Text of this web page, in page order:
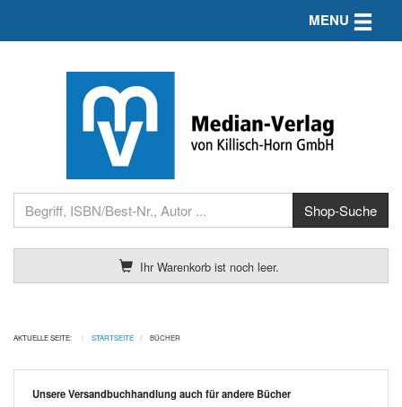
Ihr Warenkorb ist noch leer.
MENU Toggle
AKTUELLE SEITE: STARTSEITE BÜCHER
Unsere Versandbuchhandlung auch für andere Bücher